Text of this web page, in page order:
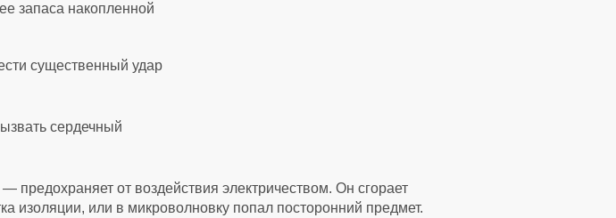
запаса накопленной
существенный удар
сердечный
предохраняет от воздействия электричеством. Он сгорает
изоляции, или в микроволновку попал посторонний предмет.